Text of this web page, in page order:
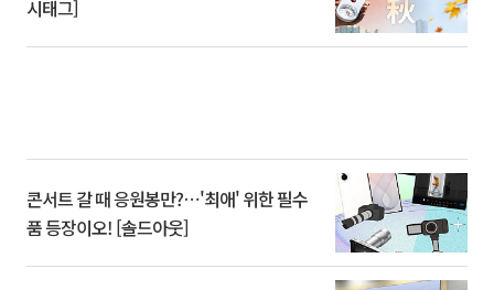
시태그]
콘서트 갈 때 응원봉만?⋯'최애' 위한 필수
품 등장이오! [솔드아웃]